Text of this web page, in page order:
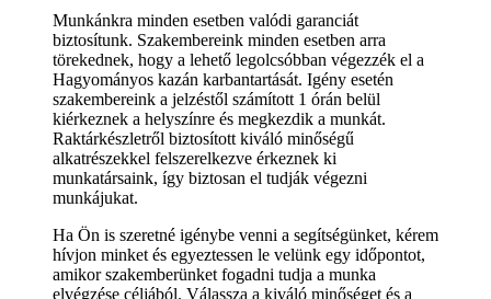
Munkánkra minden esetben valódi garanciát
biztosítunk. Szakembereink minden esetben arra
törekednek, hogy a lehető legolcsóbban végezzék el a
Hagyományos kazán karbantartását. Igény esetén
szakembereink a jelzéstől számított 1 órán belül
kiérkeznek a helyszínre és megkezdik a munkát.
Raktárkészletről biztosított kiváló minőségű
alkatrészekkel felszerelkezve érkeznek ki
munkatársaink, így biztosan el tudják végezni
munkájukat.
Ha Ön is szeretné igénybe venni a segítségünket, kérem
hívjon minket és egyeztessen le velünk egy időpontot,
amikor szakemberünket fogadni tudja a munka
elvégzése céljából. Válassza a kiváló minőséget és a